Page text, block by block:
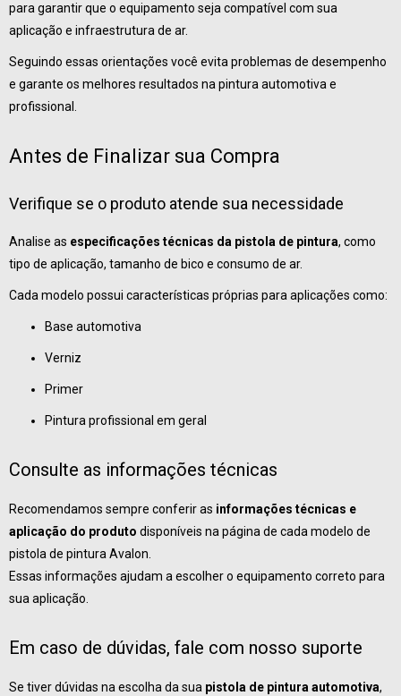
para garantir que o equipamento seja compatível com sua
aplicação e infraestrutura de ar.
Seguindo essas orientações você evita problemas de desempenho
e garante os melhores resultados na pintura automotiva e
profissional.
Antes de Finalizar sua Compra
Verifique se o produto atende sua necessidade
Analise as especificações técnicas da pistola de pintura, como
tipo de aplicação, tamanho de bico e consumo de ar.
Cada modelo possui características próprias para aplicações como:
Base automotiva
Verniz
Primer
Pintura profissional em geral
Consulte as informações técnicas
Recomendamos sempre conferir as informações técnicas e
aplicação do produto disponíveis na página de cada modelo de
pistola de pintura Avalon.
Essas informações ajudam a escolher o equipamento correto para
sua aplicação.
Em caso de dúvidas, fale com nosso suporte
Se tiver dúvidas na escolha da sua pistola de pintura automotiva,